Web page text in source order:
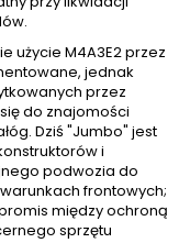
użycie M4A3E2 przez
jednak
przez
do znajomości
Dziś "Jumbo" jest
i
podwozia do
frontowych;
między ochroną
sprzętu